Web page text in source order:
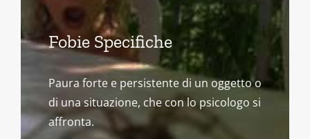
Fobie Specifiche
Paura forte e persistente di un oggetto o
di una situazione, che con lo psicologo si
affronta.